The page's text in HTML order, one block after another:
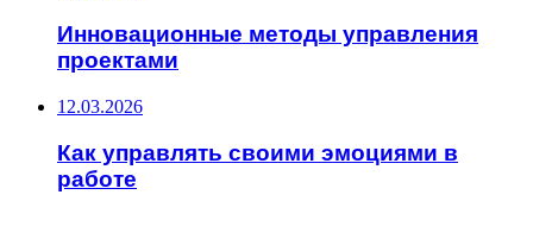
Инновационные методы управления
проектами
12.03.2026
Как управлять своими эмоциями в
работе